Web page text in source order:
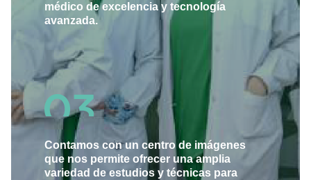
médico de excelencia y tecnología
avanzada.
Contamos con un centro de imágenes
que nos permite ofrecer una amplia
variedad de estudios y técnicas para